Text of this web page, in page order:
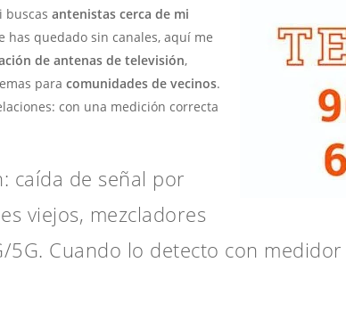
buscasantenistas cerca de mi
has quedado sin canales, aquí me
de antenas de televisión,
paracomunidades de vecinos.
con una medición correcta
caída de señal por
viejos, mezcladores
Cuando lo detecto con